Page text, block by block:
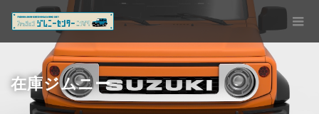
在庫ジムニー